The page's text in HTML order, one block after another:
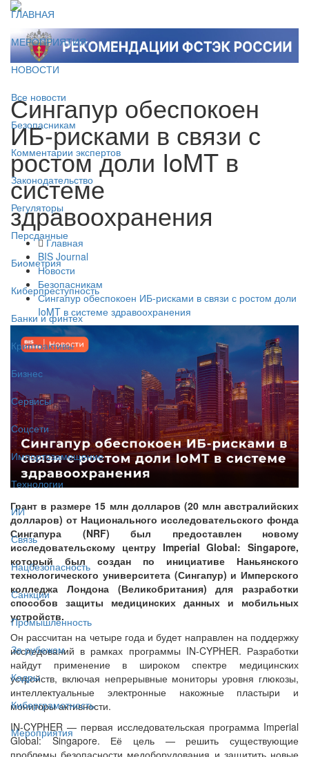
ГЛАВНАЯ
МЕРОПРИЯТИЯ
НОВОСТИ
Все новости
Безопасникам
Комментарии экспертов
Законодательство
Регуляторы
Персданные
Биометрия
Киберпреступность
Банки и финтех
Криптоактивы
Бизнес
Сервисы
Соцсети
Импортозамещение
Технологии
ИИ
Связь
Нацбезопасность
Санкции
Промышленность
За рубежом
Кадры
Киберграмотность
Мероприятия
Сингапур обеспокоен
ИБ-рисками в связи с
ростом доли IoMT в
системе
здравоохранения
Главная
BIS Journal
Новости
Безопасникам
Сингапур обеспокоен ИБ-рисками в связи с ростом доли
IoMT в системе здравоохранения
Грант в размере 15 млн долларов (20 млн австралийских
долларов) от Национального исследовательского фонда
Сингапура (NRF) был предоставлен новому
исследовательскому центру Imperial Global: Singapore,
который был создан по инициативе Наньянского
технологического университета (Сингапур) и Имперского
колледжа Лондона (Великобритания) для разработки
способов защиты медицинских данных и мобильных
устройств.
Он рассчитан на четыре года и будет направлен на поддержку
исследований в рамках программы IN-CYPHER. Разработки
найдут применение в широком спектре медицинских
устройств, включая непрерывные мониторы уровня глюкозы,
интеллектуальные электронные накожные пластыри и
мониторы активности.
IN-CYPHER — первая исследовательская программа Imperial
Global: Singapore. Её цель — решить существующие
проблемы безопасности медоборудования и защитить новые